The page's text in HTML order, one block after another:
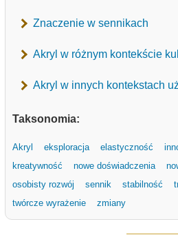
Znaczenie w sennikach
Akryl w różnym kontekście
Akryl w innych kontekstach
Taksonomia:
Akryl eksploracja elastyczność
kreatywność
nowe doświadczenia
osobisty rozwój
sennik stabilność
twórcze wyrażenie
zmiany